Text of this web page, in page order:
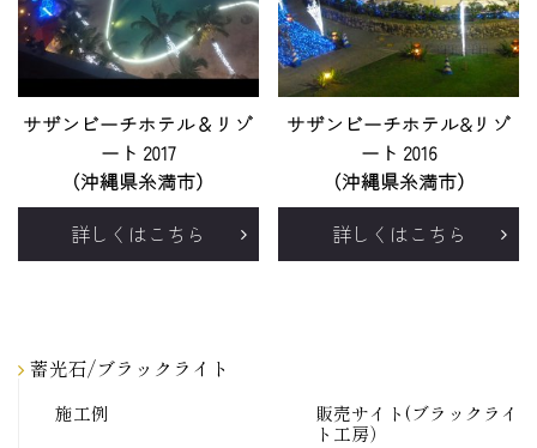
蓄光石/ブラックライト
施工例
販売サイト(ブラックライ
ト工房）
サザンビーチホテル＆リゾ
ート 2017
（沖縄県糸満市）
詳しくはこちら
サザンビーチホテル&リゾ
ート 2016
（沖縄県糸満市）
詳しくはこちら